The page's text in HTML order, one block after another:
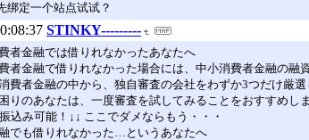
绑定一个站点试试？
STINKY---------
者金融では借りれなかったあなたへ
者金融で借りれなかった場合には、中小消費者金融の融
費者金融の中から、独自審査の会社をわずか3つだけ厳選
りのあなたは、一度審査を試してみることをおすすめしま
込み可能！↓↓ ここでダメならもう・・・
でも借りれなかった…というあなたへ